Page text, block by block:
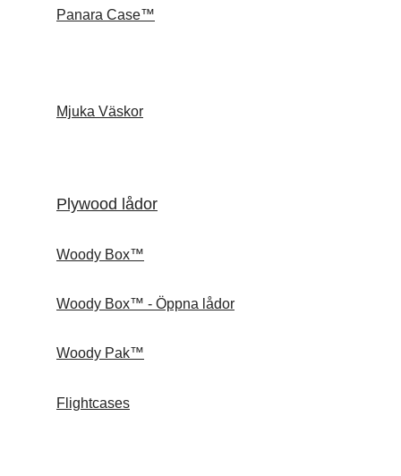
Panara Case™
Mjuka Väskor
Plywood lådor
Woody Box™
Woody Box™ - Öppna lådor
Woody Pak™
Flightcases